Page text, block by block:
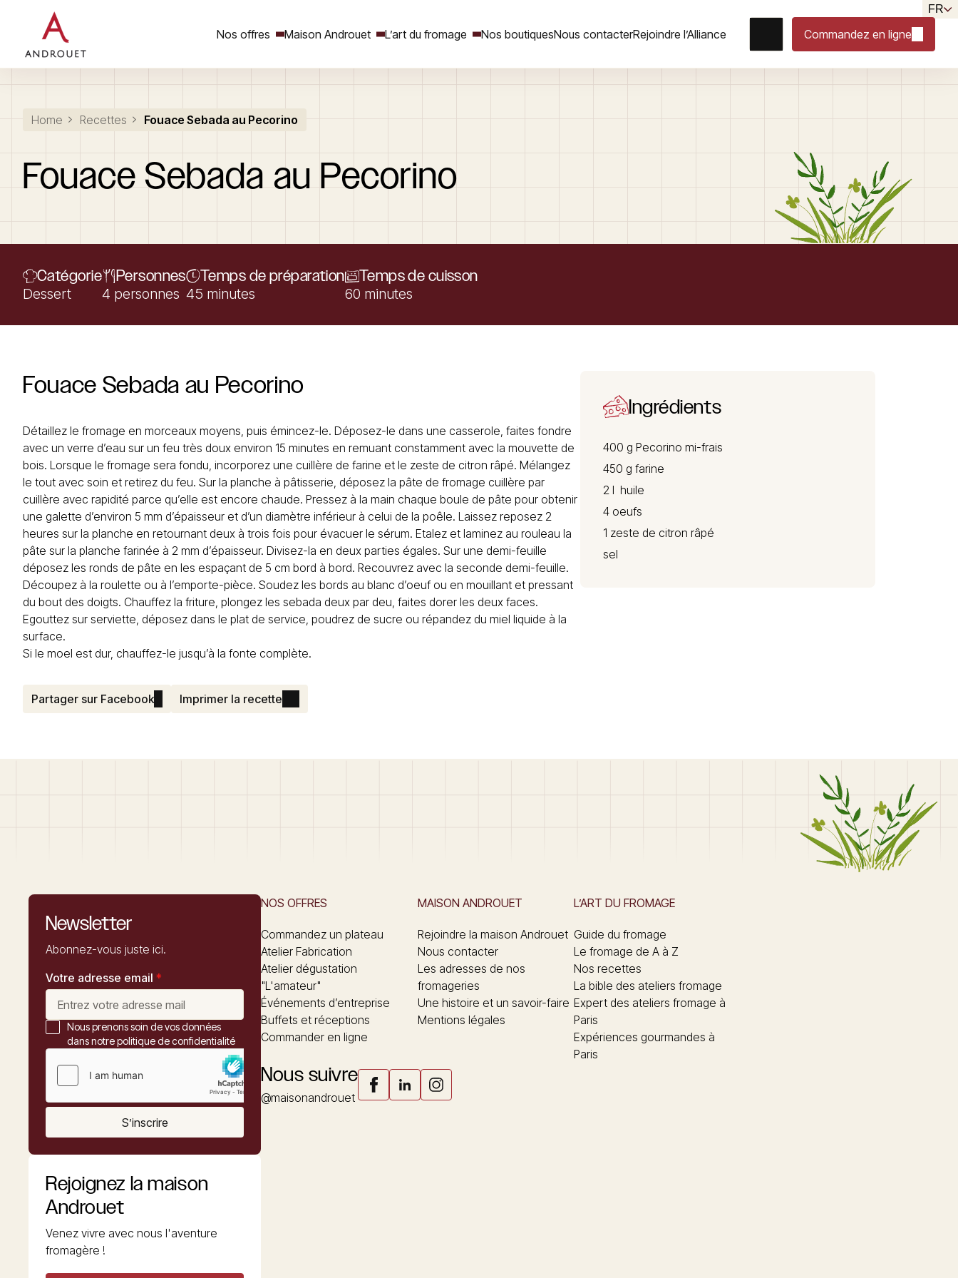
Nos offres Maison Androuet L’art du fromage Nos boutiquesNous contacterRejoindre l’Alliance Commandez en ligne
FR
Rechercher un mot clé
Home Recettes Fouace Sebada au Pecorino
Fouace Sebada au Pecorino
Catégorie
Dessert
Personnes
4 personnes
Temps de préparation
45 minutes
Temps de cuisson
60 minutes
Fouace Sebada au Pecorino
Détaillez le fromage en morceaux moyens, puis émincez-le. Déposez-le dans une casserole, faites fondre
avec un verre d’eau sur un feu très doux environ 15 minutes en remuant constamment avec la mouvette de
bois. Lorsque le fromage sera fondu, incorporez une cuillère de farine et le zeste de citron râpé. Mélangez
le tout avec soin et retirez du feu. Sur la planche à pâtisserie, déposez la pâte de fromage cuillère par
cuillère avec rapidité parce qu’elle est encore chaude. Pressez à la main chaque boule de pâte pour obtenir
une galette d’environ 5 mm d’épaisseur et d’un diamètre inférieur à celui de la poêle. Laissez reposez 2
heures sur la planche en retournant deux à trois fois pour évacuer le sérum. Etalez et laminez au rouleau la
pâte sur la planche farinée à 2 mm d’épaisseur. Divisez-la en deux parties égales. Sur une demi-feuille
déposez les ronds de pâte en les espaçant de 5 cm bord à bord. Recouvrez avec la seconde demi-feuille.
Découpez à la roulette ou à l’emporte-pièce. Soudez les bords au blanc d’oeuf ou en mouillant et pressant
du bout des doigts. Chauffez la friture, plongez les sebada deux par deu, faites dorer les deux faces.
Egouttez sur serviette, déposez dans le plat de service, poudrez de sucre ou répandez du miel liquide à la
surface.
Si le moel est dur, chauffez-le jusqu’à la fonte complète.
Partager sur Facebook Imprimer la recette
Ingrédients
400 g Pecorino mi-frais
450 g farine
2 l huile
4 oeufs
1 zeste de citron râpé
sel
Newsletter
Abonnez-vous juste ici.
Votre adresse email *
Nous prenons soin de vos données
dans notre politique de confidentialité
S’inscrire
Rejoignez la maison
Androuet
Venez vivre avec nous l'aventure
fromagère !
NOS OFFRES
Commandez un plateau
Atelier Fabrication
Atelier dégustation
"L'amateur"
Événements d’entreprise
Buffets et réceptions
Commander en ligne
MAISON ANDROUET
Rejoindre la maison Androuet
Nous contacter
Les adresses de nos
fromageries
Une histoire et un savoir-faire
Mentions légales
L’ART DU FROMAGE
Guide du fromage
Le fromage de A à Z
Nos recettes
La bible des ateliers fromage
Expert des ateliers fromage à
Paris
Expériences gourmandes à
Paris
Nous suivre
@maisonandrouet